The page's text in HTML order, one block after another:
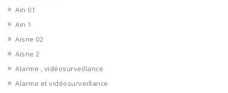
Ain 01
Ain 1
Aisne 02
Aisne 2
Alarme , vidéosurveillance
Alarme et vidéosurveillance